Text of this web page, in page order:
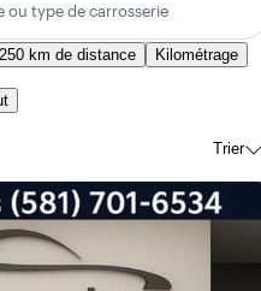
ou type de carrosserie
250 km de distance Kilométrage
Trier